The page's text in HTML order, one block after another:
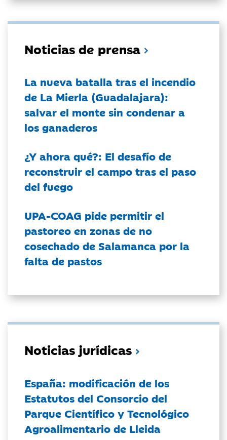
Noticias de prensa
La nueva batalla tras el incendio
de La Mierla (Guadalajara):
salvar el monte sin condenar a
los ganaderos
¿Y ahora qué?: El desafío de
reconstruir el campo tras el paso
del fuego
UPA-COAG pide permitir el
pastoreo en zonas de no
cosechado de Salamanca por la
falta de pastos
Noticias jurídicas
España: modificación de los
Estatutos del Consorcio del
Parque Científico y Tecnológico
Agroalimentario de Lleida